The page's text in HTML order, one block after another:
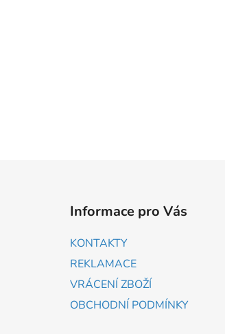
Informace pro Vás
KONTAKTY
REKLAMACE
VRÁCENÍ ZBOŽÍ
OBCHODNÍ PODMÍNKY